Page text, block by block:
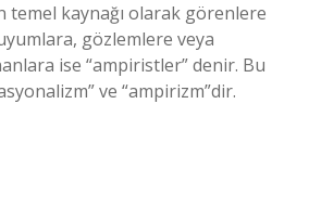
temel kaynağı olarak görenlere
gözlemlere veya
ise “ampiristler” denir. Bu
ve “ampirizm”dir.